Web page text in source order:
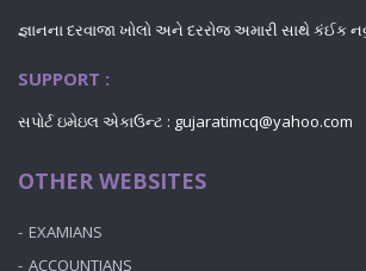
જ્ઞાનના દરવાજા ખોલો અને દરરોજ અમારી સાથે કંઈક
SUPPORT :
સપોર્ટ ઇમેઇલ એકાઉન્ટ : gujaratimcq@yahoo.com
OTHER WEBSITES
EXAMIANS
ACCOUNTIANS